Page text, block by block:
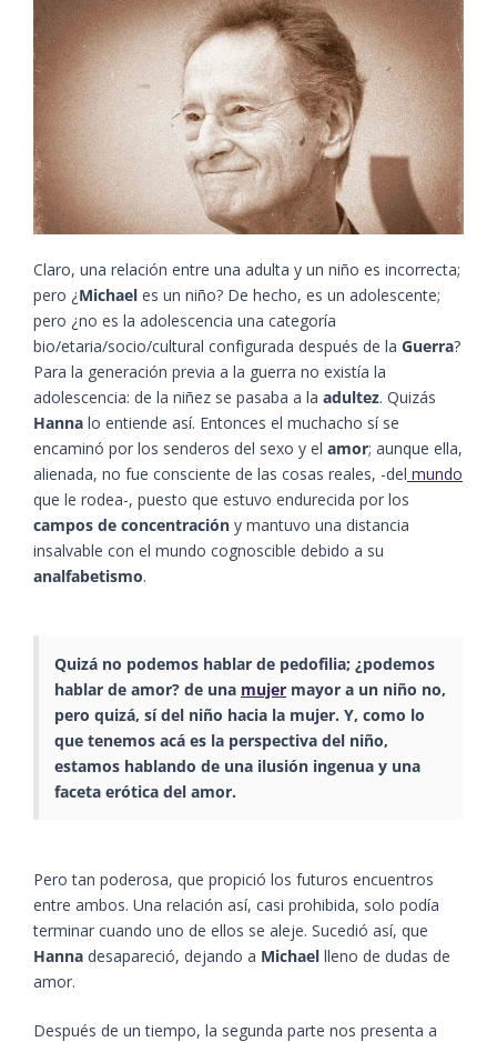
Claro, una relación entre una adulta y un niño es incorrecta;
pero ¿Michael es un niño? De hecho, es un adolescente;
pero ¿no es la adolescencia una categoría
bio/etaria/socio/cultural configurada después de la Guerra?
Para la generación previa a la guerra no existía la
adolescencia: de la niñez se pasaba a la adultez. Quizás
Hanna lo entiende así. Entonces el muchacho sí se
encaminó por los senderos del sexo y el amor; aunque ella,
alienada, no fue consciente de las cosas reales, -del mundo
que le rodea-, puesto que estuvo endurecida por los
campos de concentración y mantuvo una distancia
insalvable con el mundo cognoscible debido a su
analfabetismo.
Quizá no podemos hablar de pedofilia; ¿podemos
hablar de amor? de una mujer mayor a un niño no,
pero quizá, sí del niño hacia la mujer. Y, como lo
que tenemos acá es la perspectiva del niño,
estamos hablando de una ilusión ingenua y una
faceta erótica del amor.
Pero tan poderosa, que propició los futuros encuentros
entre ambos. Una relación así, casi prohibida, solo podía
terminar cuando uno de ellos se aleje. Sucedió así, que
Hanna desapareció, dejando a Michael lleno de dudas de
amor.
Después de un tiempo, la segunda parte nos presenta a